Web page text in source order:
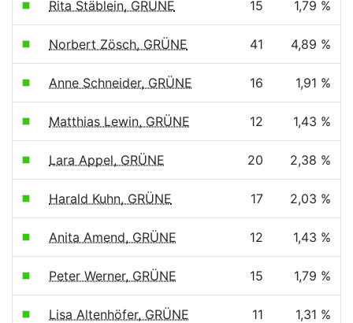
Rita Stäblein, GRÜNE 15 1,79 %
Norbert Zösch, GRÜNE 41 4,89 %
Anne Schneider, GRÜNE 16 1,91 %
Matthias Lewin, GRÜNE 12 1,43 %
Lara Appel, GRÜNE 20 2,38 %
Harald Kuhn, GRÜNE 17 2,03 %
Anita Amend, GRÜNE 12 1,43 %
Peter Werner, GRÜNE 15 1,79 %
Lisa Altenhöfer, GRÜNE 11 1,31 %